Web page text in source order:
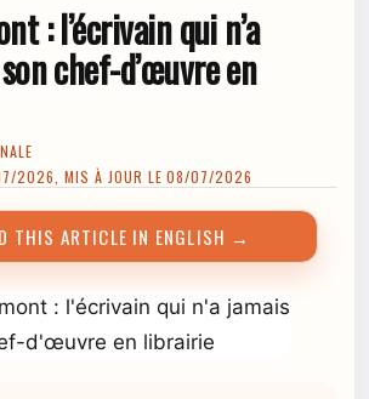
: l’écrivain qui n’a
chef-d’œuvre en
2026, MIS À JOUR LE 08/07/2026
THIS ARTICLE IN ENGLISH →